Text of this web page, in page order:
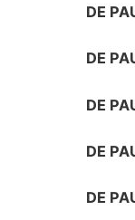
DE
DE
DE
DE
DE